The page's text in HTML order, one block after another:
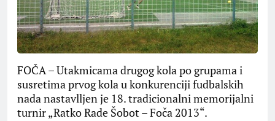
FOČA – Utakmicama drugog kola po grupama i
susretima prvog kola u konkurenciji fudbalskih
nada nastavlljen je 18. tradicionalni memorijalni
turnir „Ratko Rade Šobot – Foča 2013“.